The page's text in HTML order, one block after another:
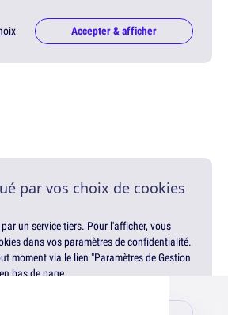
Accepter & afficher
par vos choix de cookies
un service tiers. Pour l'afficher, vous
dans vos paramètres de confidentialité.
moment via le lien "Paramètres de Gestion
bas de page.